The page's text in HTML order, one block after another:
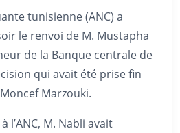
tunisienne (ANC) a
le renvoi de M. Mustapha
de la Banque centrale de
qui avait été prise fin
Marzouki.
l’ANC, M. Nabli avait